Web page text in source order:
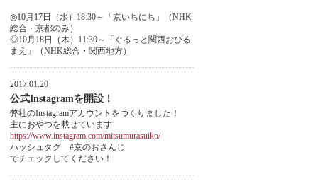
◎10月17日（水）18:30～「京いちにち」（NHK
総合・京都のみ）
◎10月18日（木）11:30～「ぐるっと関西おひる
まえ」（NHK総合・関西地方）
2017.01.20
公式Instagramを開設！
弊社のInstagramアカウントをつくりました！
主におやつを載せています
https://www.instagram.com/mitsumurasuiko/
ハッシュタグ #京のおさんじ
でチェックしてください！